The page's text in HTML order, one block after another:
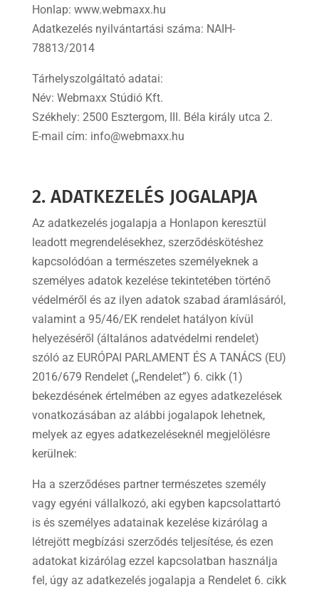
Honlap: www.webmaxx.hu
Adatkezelés nyilvántartási száma: NAIH-
78813/2014
Tárhelyszolgáltató adatai:
Név: Webmaxx Stúdió Kft.
Székhely: 2500 Esztergom, III. Béla király utca 2.
E-mail cím: info@webmaxx.hu
2. ADATKEZELÉS JOGALAPJA
Az adatkezelés jogalapja a Honlapon keresztül
leadott megrendelésekhez, szerződéskötéshez
kapcsolódóan a természetes személyeknek a
személyes adatok kezelése tekintetében történő
védelméről és az ilyen adatok szabad áramlásáról,
valamint a 95/46/EK rendelet hatályon kívül
helyezéséről (általános adatvédelmi rendelet)
szóló az EURÓPAI PARLAMENT ÉS A TANÁCS (EU)
2016/679 Rendelet („Rendelet”) 6. cikk (1)
bekezdésének értelmében az egyes adatkezelések
vonatkozásában az alábbi jogalapok lehetnek,
melyek az egyes adatkezeléseknél megjelölésre
kerülnek:
Ha a szerződéses partner természetes személy
vagy egyéni vállalkozó, aki egyben kapcsolattartó
is és személyes adatainak kezelése kizárólag a
létrejött megbízási szerződés teljesítése, és ezen
adatokat kizárólag ezzel kapcsolatban használja
fel, úgy az adatkezelés jogalapja a Rendelet 6. cikk